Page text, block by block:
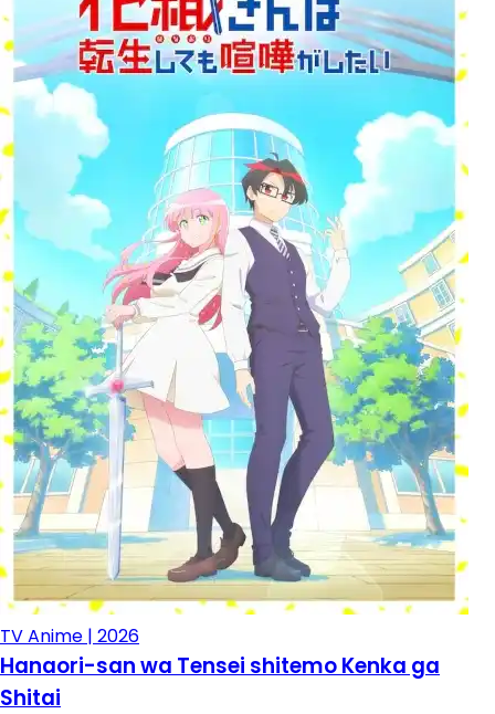
TV Anime | 2026
Hanaori-san wa Tensei shitemo Kenka ga
Shitai